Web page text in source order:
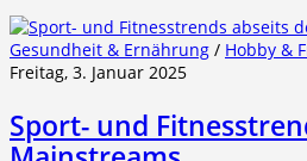
Gesundheit & Ernährung / Hobby &
Freitag, 3. Januar 2025
Sport- und